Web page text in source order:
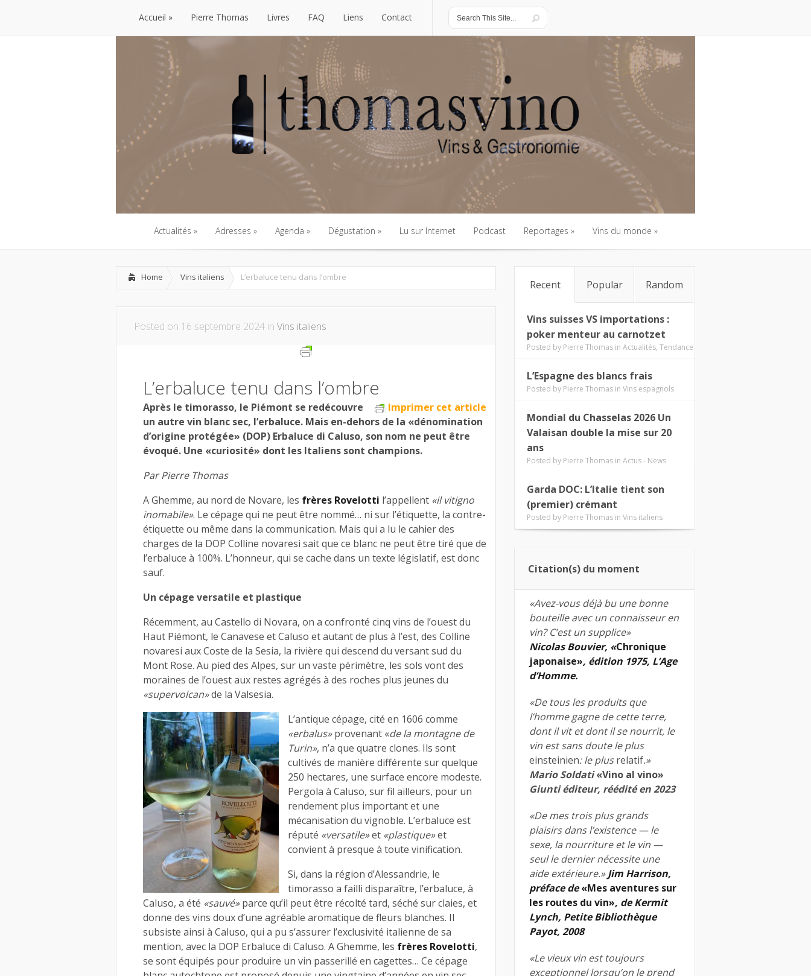
Accueil
Accueil
Pierre Thomas Livres FAQ Liens Contact
Actualités
Actualités
Adresses
Adresses
Agenda
Agenda
Dégustation
Dégustation
Lu sur Internet
Lu sur Internet
Podcast
Podcast
Reportages
Reportages
Vins du monde
Vins du monde
Home Vins italiens L’erbaluce tenu dans l’ombre
Posted on 16 septembre 2024 in Vins italiens
L’erbaluce tenu dans l’ombre
Imprimer cet article
Après le timorasso, le Piémont se redécouvre
un autre vin blanc sec, l’erbaluce. Mais en-dehors de la «dénomination
d’origine protégée» (DOP) Erbaluce di Caluso, son nom ne peut être
évoqué. Une «curiosité» dont les Italiens sont champions.
Par Pierre Thomas
A Ghemme, au nord de Novare, les frères Rovelotti l’appellent «il vitigno
inomabile». Le cépage qui ne peut être nommé… ni sur l’étiquette, la contre-
étiquette ou même dans la communication. Mais qui a lu le cahier des
charges de la DOP Colline novaresi sait que ce blanc ne peut être tiré que de
l’erbaluce à 100%. L’honneur, qui se cache dans un texte législatif, est donc
sauf.
Un cépage versatile et plastique
Récemment, au Castello di Novara, on a confronté cinq vins de l’ouest du
Haut Piémont, le Canavese et Caluso et autant de plus à l’est, des Colline
novaresi aux Coste de la Sesia, la rivière qui descend du versant sud du
Mont Rose. Au pied des Alpes, sur un vaste périmètre, les sols vont des
moraines de l’ouest aux restes agrégés à des roches plus jeunes du
«supervolcan»de la Valsesia.
L’antique cépage, cité en 1606 comme
«erbalus»provenant «de la montagne de
Turin», n’a que quatre clones. Ils sont
cultivés de manière différente sur quelque
250 hectares, une surface encore modeste.
Pergola à Caluso, sur fil ailleurs, pour un
rendement plus important et une
mécanisation du vignoble. L’erbaluce est
réputé «versatile»et «plastique»et
convient à presque à toute vinification.
Si, dans la région d’Alessandrie, le
timorasso a failli disparaître, l’erbaluce, à
Caluso, a été «sauvé»parce qu’il peut être récolté tard, séché sur claies, et
donne des vins doux d’une agréable aromatique de fleurs blanches. Il
subsiste ainsi à Caluso, qui a pu s’assurer l’exclusivité italienne de sa
mention, avec la DOP Erbaluce di Caluso. A Ghemme, les frères Rovelotti,
se sont équipés pour produire un vin passerillé en cagettes… Ce cépage
Recent Popular Random
Vins suisses VS importations :
poker menteur au carnotzet
Posted by Pierre Thomas in Actualités, Tendance
L’Espagne des blancs frais
Posted by Pierre Thomas in Vins espagnols
Mondial du Chasselas 2026 Un
Valaisan double la mise sur 20
ans
Posted by Pierre Thomas in Actus - News
Garda DOC: L’Italie tient son
(premier) crémant
Posted by Pierre Thomas in Vins italiens
Citation(s) du moment
«Avez-vous déjà bu une bonne
bouteille avec un connaisseur en
vin? C’est un supplice»
Nicolas Bouvier, «Chronique
japonaise», édition 1975, L’Age
d’Homme.
«De tous les produits que
l’homme gagne de cette terre,
dont il vit et dont il se nourrit, le
vin est sans doute le plus
einsteinien: le plusrelatif.»
Mario Soldati«Vino al vino»
Giunti éditeur, réédité en 2023
«De mes trois plus grands
plaisirs dans l’existence — le
sexe, la nourriture et le vin —
seul le dernier nécessite une
aide extérieure.»Jim Harrison,
préface de«Mes aventures sur
les routes du vin», de Kermit
Lynch, Petite Bibliothèque
Payot, 2008
«Le vieux vin est toujours
exceptionnel lorsqu’on le prend